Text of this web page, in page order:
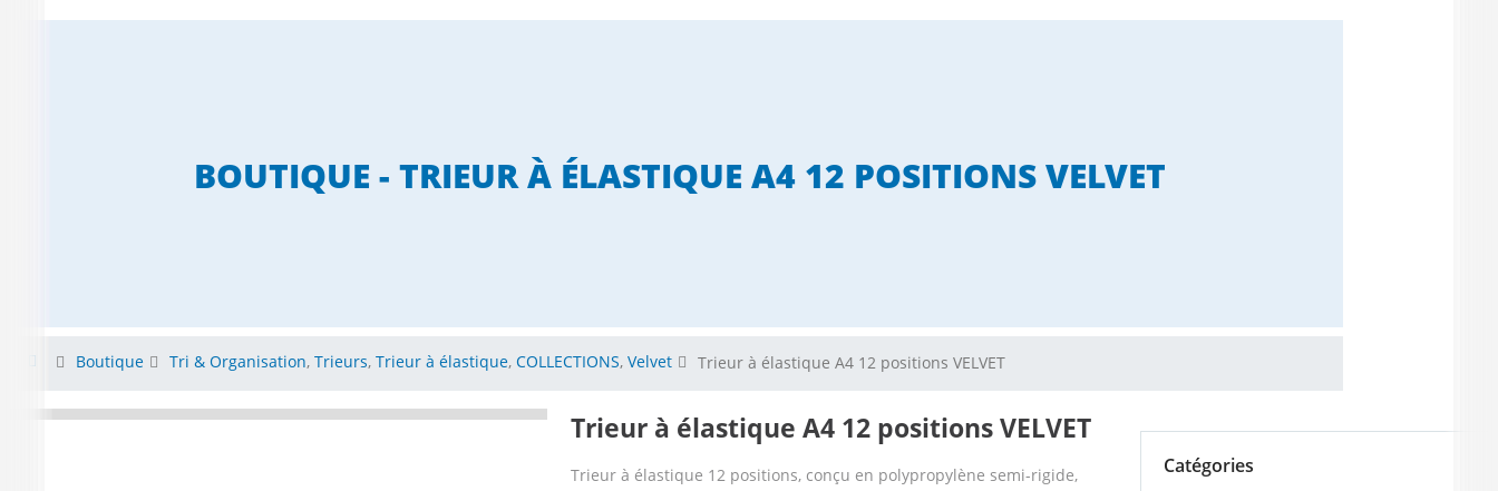
BOUTIQUE - TRIEUR À ÉLASTIQUE A4 12 POSITIONS VELVET
Boutique Tri & Organisation, Trieurs, Trieur à élastique, COLLECTIONS, Velvet Trieur à élastique A4 12 positions VELVET
Trieur à élastique A4 12 positions VELVET
Trieur à élastique 12 positions, conçu en polypropylène semi-rigide,
Catégories